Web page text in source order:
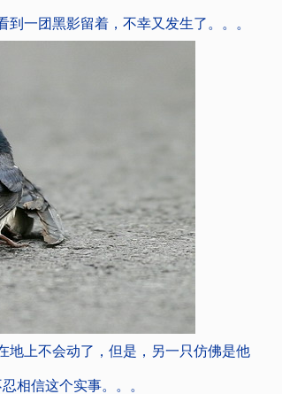
一团黑影留着，不幸又发生了。。。
地上不会动了，但是，另一只仿佛是他
相信这个实事。。。